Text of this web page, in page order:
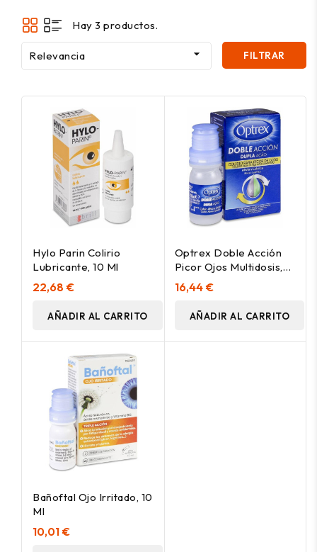
Hay 3 productos.
Relevancia  FILTRAR
Hylo Parin Colirio
Lubricante, 10 Ml
22,68 €
AÑADIR AL CARRITO
Optrex Doble Acción
Picor Ojos Multidosis,
10 Ml
16,44 €
AÑADIR AL CARRITO
Bañoftal Ojo Irritado, 10
Ml
10,01 €